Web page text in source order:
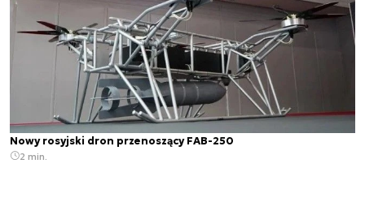
Nowy rosyjski dron przenoszący FAB-250
2 min.